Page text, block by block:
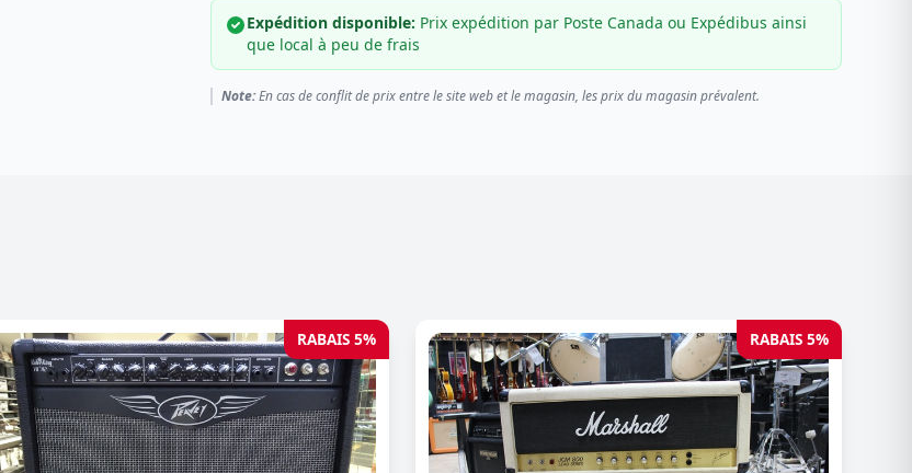
Expédition disponible: Prix expédition par Poste Canada ou Expédibus ainsi
que local à peu de frais
Note:En cas de conflit de prix entre le site web et le magasin, les prix du magasin prévalent.
RABAIS 5% RABAIS 5%